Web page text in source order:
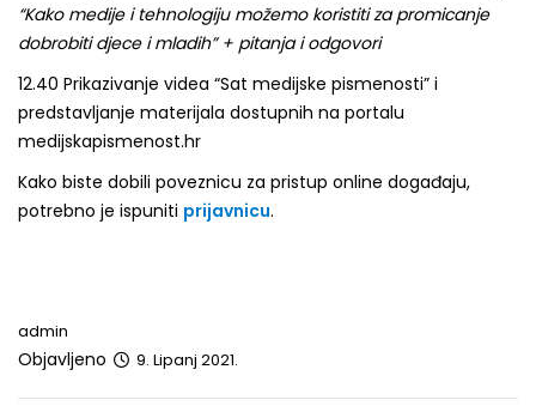
“Kako medije i tehnologiju možemo koristiti za promicanje
dobrobiti djece i mladih” + pitanja i odgovori
12.40 Prikazivanje videa “Sat medijske pismenosti” i
predstavljanje materijala dostupnih na portalu
medijskapismenost.hr
Kako biste dobili poveznicu za pristup online događaju,
potrebno je ispuniti prijavnicu.
admin
Objavljeno 9. Lipanj 2021.